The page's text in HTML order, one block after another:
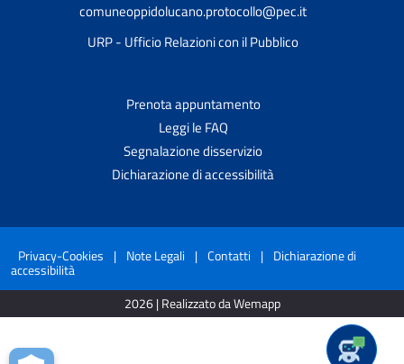
comuneoppidolucano.protocollo@pec.it
URP - Ufficio Relazioni con il Pubblico
Prenota appuntamento
Leggi le FAQ
Segnalazione disservizio
Dichiarazione di accessibilità
Privacy-Cookies | Note Legali | Contatti | Dichiarazione di
accessibilità
2026 | Realizzato da Wemapp